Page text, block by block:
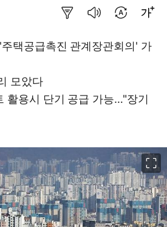
택공급촉진 관계장관회의' 가
모았다
활용시 단기 공급 가능…"장기